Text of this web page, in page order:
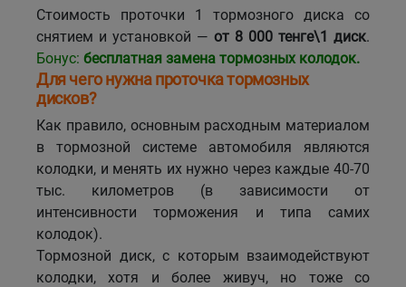
Стоимость проточки 1 тормозного диска со
снятием и установкой — от 8 000 тенге\1 диск.
Бонус: бесплатная замена тормозных колодок.
Для чего нужна проточка тормозных
дисков?
Как правило, основным расходным материалом
в тормозной системе автомобиля являются
колодки, и менять их нужно через каждые 40-70
тыс. километров (в зависимости от
интенсивности торможения и типа самих
колодок).
Тормозной диск, с которым взаимодействуют
колодки, хотя и более живуч, но тоже со
Кокшетау
Костанай
Кызылорда
Павлодар
Петропавловск
Семей